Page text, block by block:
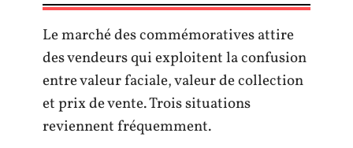
Le marché des commémoratives attire
des vendeurs qui exploitent la confusion
entre valeur faciale, valeur de collection
et prix de vente. Trois situations
reviennent fréquemment.